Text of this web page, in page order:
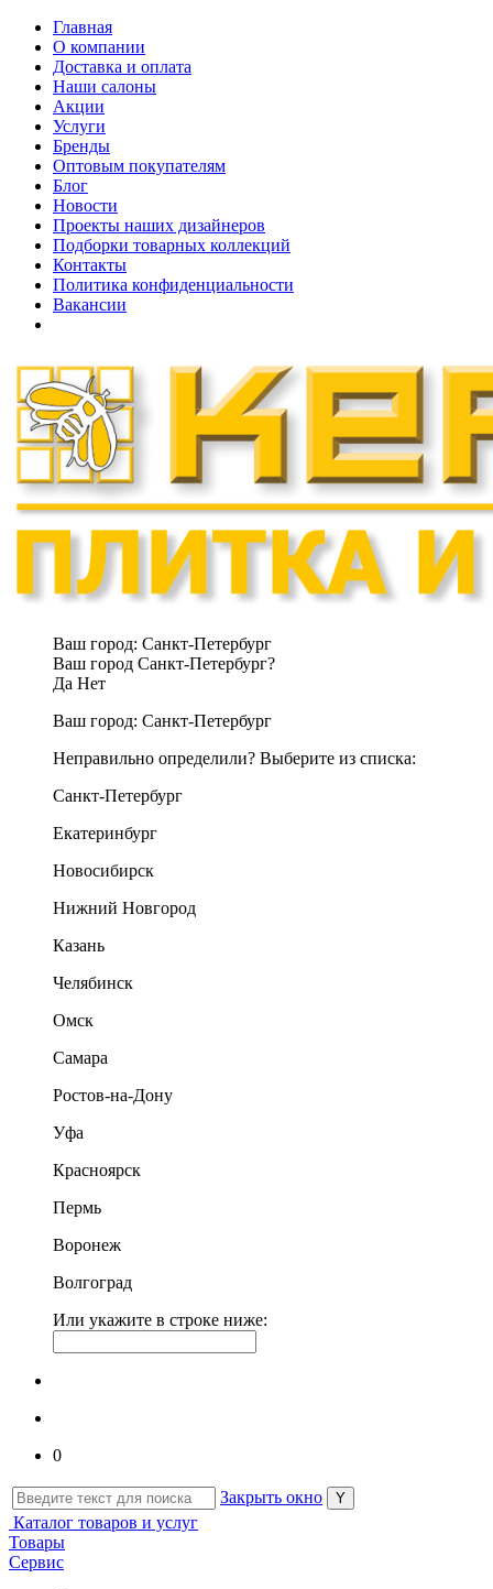
Главная
О компании
Доставка и оплата
Наши cалоны
Акции
Услуги
Бренды
Оптовым покупателям
Блог
Новости
Проекты наших дизайнеров
Подборки товарных коллекций
Контакты
Политика конфиденциальности
Вакансии
Ваш город: Санкт-Петербург
Ваш город Санкт-Петербург?
Да Нет
Ваш город: Санкт-Петербург
Неправильно определили? Выберите из списка:
Санкт-Петербург
Екатеринбург
Новосибирск
Нижний Новгород
Казань
Челябинск
Омск
Самара
Ростов-на-Дону
Уфа
Красноярск
Пермь
Воронеж
Волгоград
Или укажите в строке ниже:
0
Закрыть окно
Каталог товаров и услуг
Товары
Сервис